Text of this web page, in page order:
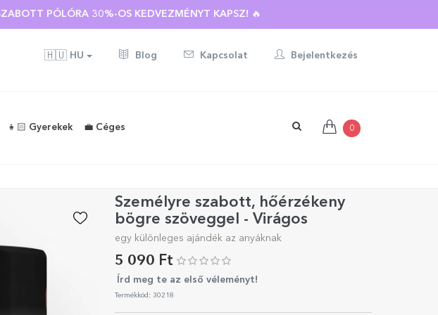
PÓLÓRA 30%-OS KEDVEZMÉNYT KAPSZ! 🔥
🇭🇺 HU Blog Kapcsolat Bejelentkezés
👧🏻 Gyerekek 💼 Céges 0
Személyre szabott, hőérzékeny
bögre szöveggel - Virágos
egy különleges ajándék az anyáknak
5 090 Ft
Írd meg te az első véleményt!
Termékkód: 30218